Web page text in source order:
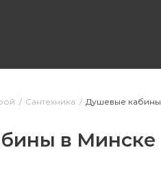
Сантехника Душевые кабины
в Минске
Статьи